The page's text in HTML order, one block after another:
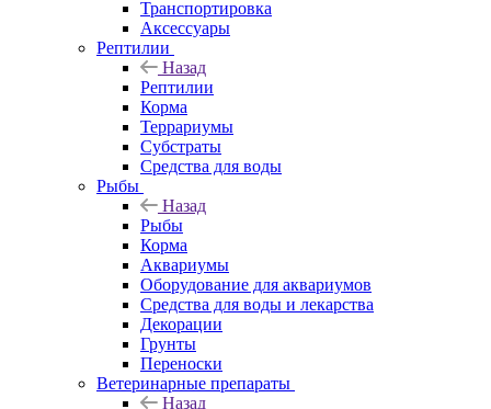
Транспортировка
Аксессуары
Рептилии
Назад
Рептилии
Корма
Террариумы
Субстраты
Средства для воды
Рыбы
Назад
Рыбы
Корма
Аквариумы
Оборудование для аквариумов
Средства для воды и лекарства
Декорации
Грунты
Переноски
Ветеринарные препараты
Назад